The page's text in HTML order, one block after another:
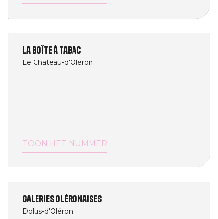
La boîte à tabac
Le Château-d'Oléron
TOON HET NUMMER
Galeries Oléronaises
Dolus-d'Oléron